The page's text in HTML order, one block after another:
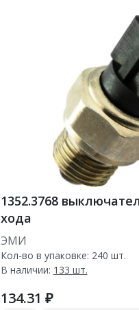
1352.3768
хода
ЭМИ
Кол-во в упаковке: 240 шт.
В наличии: 133 шт.
134.31 ₽